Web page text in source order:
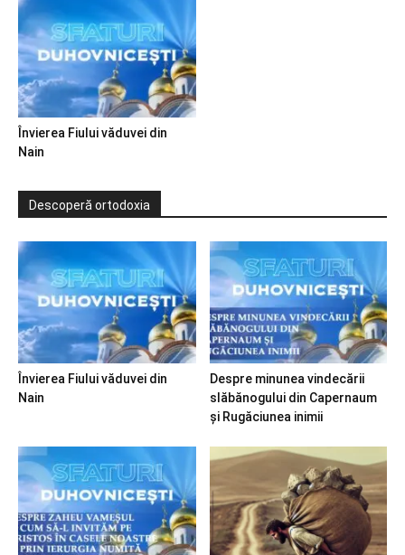
Învierea Fiului văduvei din
Nain
Descoperă ortodoxia
Învierea Fiului văduvei din
Nain
Despre minunea vindecării
slăbănogului din Capernaum
și Rugăciunea inimii